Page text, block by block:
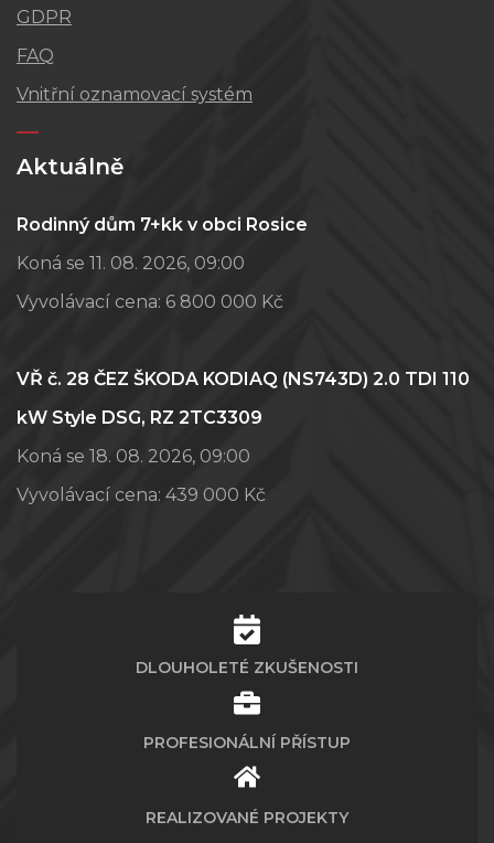
GDPR
FAQ
Vnitřní oznamovací systém
Aktuálně
Rodinný dům 7+kk v obci Rosice
Koná se 11. 08. 2026, 09:00
Vyvolávací cena: 6 800 000 Kč
VŘ č. 28 ČEZ ŠKODA KODIAQ (NS743D) 2.0 TDI 110
kW Style DSG, RZ 2TC3309
Koná se 18. 08. 2026, 09:00
Vyvolávací cena: 439 000 Kč
DLOUHOLETÉ ZKUŠENOSTI
PROFESIONÁLNÍ PŘÍSTUP
REALIZOVANÉ PROJEKTY